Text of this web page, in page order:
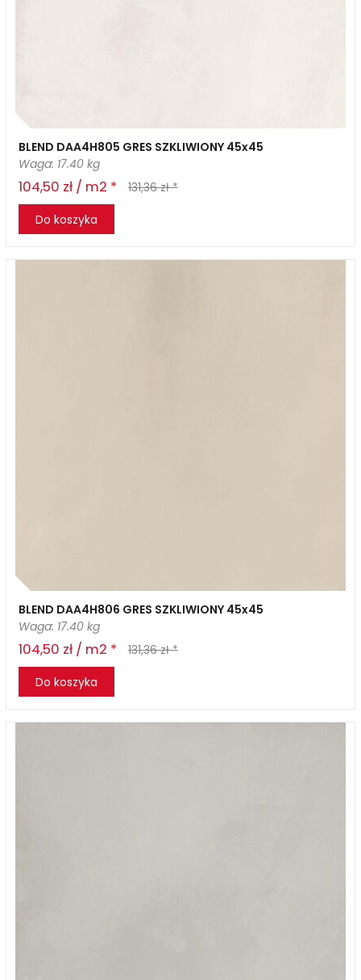
BLEND DAA4H805 GRES SZKLIWIONY 45x45
Waga: 17.40 kg
104,50 zł / m2 *
131,36 zł *
Do koszyka
BLEND DAA4H806 GRES SZKLIWIONY 45x45
Waga: 17.40 kg
104,50 zł / m2 *
131,36 zł *
Do koszyka